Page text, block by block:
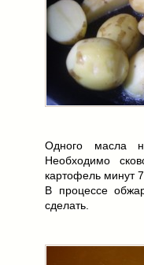
Одного масла
Необходимо
картофель минут
В процессе
сделать.